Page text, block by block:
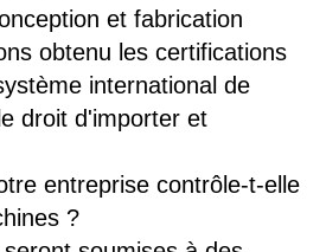
et fabrication
obtenu les certifications
international de
droit d'importer et
entreprise contrôle-t-elle
?